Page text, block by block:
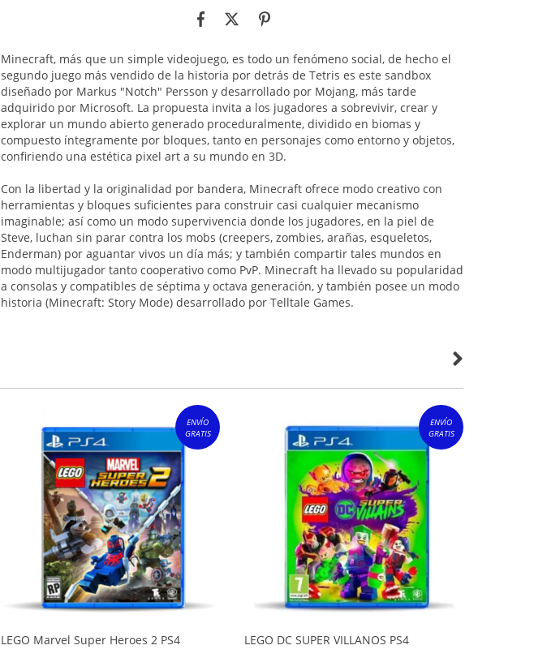
Minecraft, más que un simple videojuego, es todo un fenómeno social, de hecho el
segundo juego más vendido de la historia por detrás de Tetris es este sandbox
diseñado por Markus "Notch" Persson y desarrollado por Mojang, más tarde
adquirido por Microsoft. La propuesta invita a los jugadores a sobrevivir, crear y
explorar un mundo abierto generado proceduralmente, dividido en biomas y
compuesto íntegramente por bloques, tanto en personajes como entorno y objetos,
confiriendo una estética pixel art a su mundo en 3D.
Con la libertad y la originalidad por bandera, Minecraft ofrece modo creativo con
herramientas y bloques suficientes para construir casi cualquier mecanismo
imaginable; así como un modo supervivencia donde los jugadores, en la piel de
Steve, luchan sin parar contra los mobs (creepers, zombies, arañas, esqueletos,
Enderman) por aguantar vivos un día más; y también compartir tales mundos en
modo multijugador tanto cooperativo como PvP. Minecraft ha llevado su popularidad
a consolas y compatibles de séptima y octava generación, y también posee un modo
historia (Minecraft: Story Mode) desarrollado por Telltale Games.
ENVÍO
GRATIS
LEGO Marvel Super Heroes 2 PS4
ENVÍO
GRATIS
LEGO DC SUPER VILLANOS PS4